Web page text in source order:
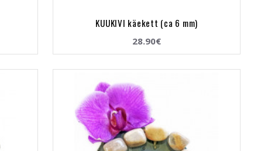
KUUKIVI käekett (ca 6 mm)
28.90€